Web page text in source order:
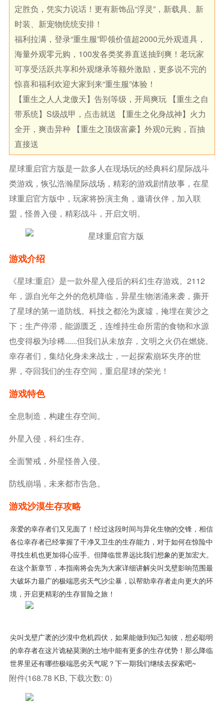
定胜负，凭实力说话！更有新饰品“浮灵”，新载具、新
时装、新宠物统统安排！
福利拉满，登录“重生服”即领价值超2000元外观道具，
海量外观零元购，100发各类奖券直送抽到爽！老玩家
可享受活跃共享和外观继承等额外激励，更多说不完的
惊喜和福利欢迎大家到来“重生服”体验！
【重生之人人龙傲天】告别等级，开局爽玩 【重生之自
带系统】S级战甲，点击就送 【重生之化身战神】火力
全开，爽击异种 【重生之顶级富豪】外观0元购，百抽
直接送
星球重启官方版是一款多人在现场玩的经典科幻星际战斗
类游戏，恢弘浩瀚星际战场，精彩的游戏剧情故事，在星
球重启官方版中，玩家将扮演主角，邀请伙伴，加入联
盟，怪兽入侵，精彩战斗，开启文明。
游戏介绍
《星球:重启》是一款外星入侵后的科幻生存游戏。2112
年，源自光年之外的危机降临，异星生物汹涌来袭，撕开
了星球的第一道防线。科技之都沦为废墟，掩埋在黄沙之
下；生产停滞，能源匮乏，连维持生命所需的食物和水源
也变得极为珍稀......但我们从未放弃，文明之火仍在燃烧。
幸存者们，集结化身未来战士，一起探索崩坏失序的世
界，夺回我们的生存空间，重启星球的荣光！
游戏特色
全息制造，构建生存空间。
外星入侵，科幻生存。
全面警戒，外星怪兽入侵。
防线崩塌，未来都市告急。
游戏沙漠生存攻略
亲爱的幸存者们又见面了！经过这段时间与异化生物的交锋，相信
各位幸存者已经掌握了干净又卫生的生存能力，对于如何在惊险中
寻找生机也更加得心应手。但降临世界远比我们想象的更加宏大。
在这个新章节，本指南将会先为大家详细讲解尖叫戈壁影响范围最
大破坏力最广的极端恶劣天气沙尘暴，以帮助幸存者走向更大的环
境，开启更精彩的生存冒险之旅！
尖叫戈壁广袤的沙漠中危机四伏，如果能做到知己知彼，想必聪明
的幸存者在这片诡秘莫测的土地中能有更多的生存优势！那么降临
世界里还有哪些极端恶劣天气呢？下一期我们继续去探索吧~
附件(168.78 KB, 下载次数: 0)